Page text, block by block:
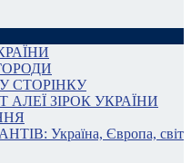
СТОРІНКУ
ЗІРОК УКРАЇНИ
Україна, Європа, світ